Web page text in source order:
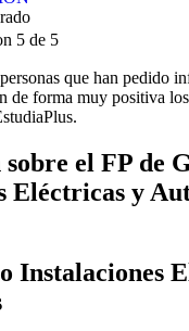
5 de 5
que han pedido
de forma muy positiva
el FP de
Eléctricas y
Instalaciones